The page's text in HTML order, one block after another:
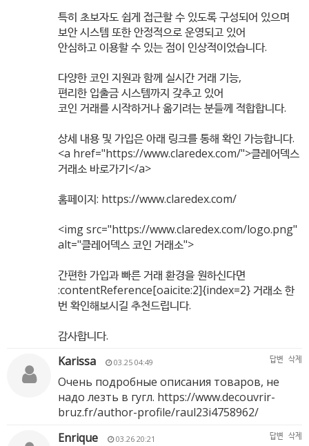
특히 초보자도 쉽게 접근할 수 있도록 구성되어 있으며
보안 시스템 또한 안정적으로 운영되고 있어
안심하고 이용할 수 있는 점이 인상적이었습니다.
다양한 코인 지원과 함께 실시간 거래 기능,
편리한 입출금 시스템까지 갖추고 있어
코인 거래를 시작하거나 옮기려는 분들께 적합합니다.
상세 내용 및 가입은 아래 링크를 통해 확인 가능합니다.
<a href="https://www.claredex.com/">클레어덱스
거래소 바로가기</a>
홈페이지: https://www.claredex.com/
<img src="https://www.claredex.com/logo.png"
alt="클레어덱스 코인 거래소">
간편한 가입과 빠른 거래 환경을 원하신다면
:contentReference[oaicite:2]{index=2} 거래소 한
번 확인해보시길 추천드립니다.
감사합니다.
Karissa
03.25 04:49 답변 삭제
Очень подробные описания товаров, не
надо лезть в гугл. https://www.decouvrir-
bruz.fr/author-profile/raul23i4758962/
Enrique
03.26 20:21 답변 삭제